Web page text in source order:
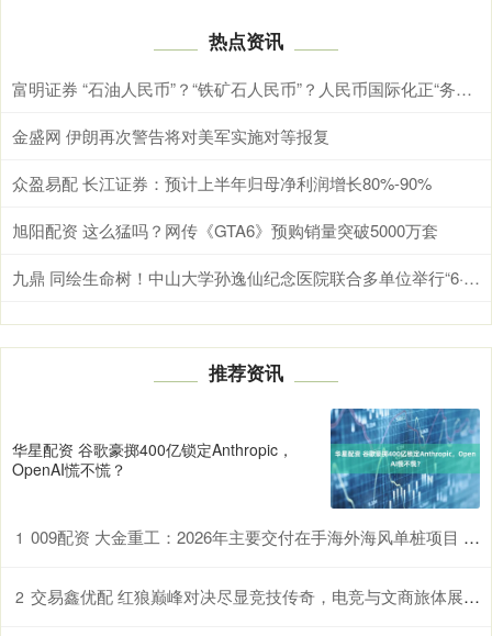
热点资讯
富明证券 “石油人民币”？“铁矿石人民币”？人民币国际化正“务实推进”
金盛网 伊朗再次警告将对美军实施对等报复
众盈易配 长江证券：预计上半年归母净利润增长80%-90%
旭阳配资 这么猛吗？网传《GTA6》预购销量突破5000万套
九鼎 同绘生命树！中山大学孙逸仙纪念医院联合多单位举行“6·11中国器官捐献日”主题宣传活动
推荐资讯
华星配资 谷歌豪掷400亿锁定Anthropic，
OpenAI慌不慌？
1 009配资 大金重工：2026年主要交付在手海外海风单桩项目 统筹考虑国内、海外布局协同优势
2 交易鑫优配 红狼巅峰对决尽显竞技传奇，电竞与文商旅体展深度融合破圈发展